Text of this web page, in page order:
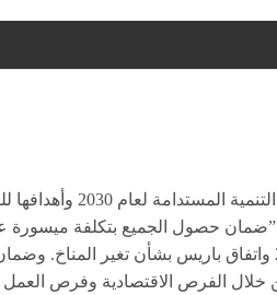
المستدامة لعام 2030 وأهدافها
”ضمان حصول الجميع بتكلفة ميسورة
واتفاق باريس بشأن تغير المناخ.
الفرص الاقتصادية وفرص